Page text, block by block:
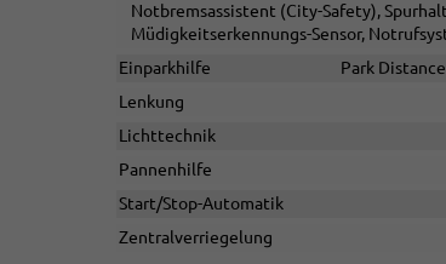
Notbremsassistent (City-Safety),
Müdigkeitserkennungs-Sensor,
Einparkhilfe
Park
Lenkung
Lichttechnik
Pannenhilfe
Start/Stop-Automatik
Zentralverriegelung